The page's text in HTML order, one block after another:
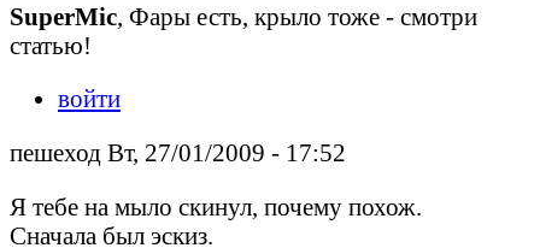
SuperMic , Фары есть, крыло тоже - смотри
статью!
войти
пешеход Вт, 27/01/2009 - 17:52
Я тебе на мыло скинул, почему похож.
Сначала был эскиз.